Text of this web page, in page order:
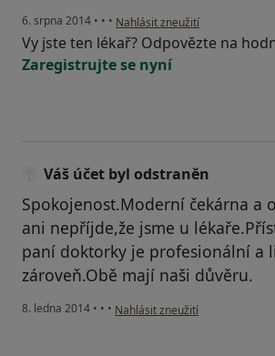
6. srpna 2014 • • • podle názoru uživatele Váš účet
Nahlásit zneužití
Vy jste ten lékař? Odpovězte na
Zaregistrujte se nyní
Váš účet byl odstraněn
Spokojenost.Moderní čekárna a
ani nepříjde,že jsme u
paní doktorky je profesionální a
zároveň.Obě mají naši důvěru.
8. ledna 2014 • • • podle názoru uživatele Váš účet
Nahlásit zneužití